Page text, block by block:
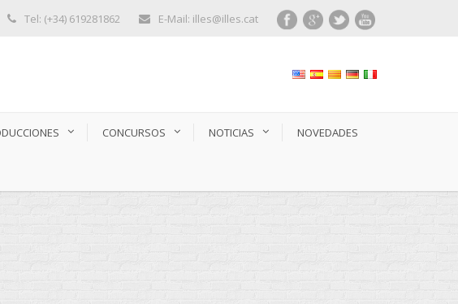
Tel: (+34) 619281862 E-Mail: illes@illes.cat
CONCURSOS NOTICIAS NOVEDADES